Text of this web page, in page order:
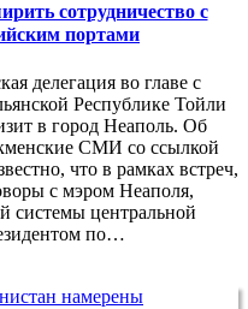
сотрудничество с
портами
делегация во главе с
Республике Тойли
в город Неаполь. Об
СМИ со ссылкой
что в рамках встреч,
с мэром Неаполя,
системы центральной
по…